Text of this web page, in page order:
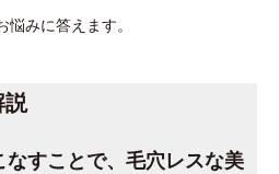
みに答えます。
説
なすことで、毛穴レスな美